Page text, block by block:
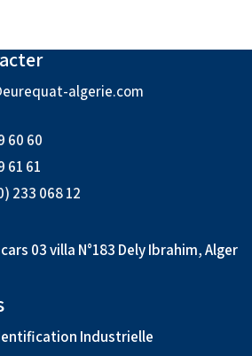
algerie.com
60 60
61 61
233 068 12
03 villa N°183 Dely Ibrahim, Alger
Industrielle